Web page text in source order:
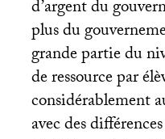
d’argent du
plus du
grande partie du
de ressource par
considérablement
avec des